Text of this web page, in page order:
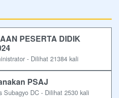
PESERTA DIDIK
- Dilihat 21384 kali
PSAJ
DC - Dilihat 2530 kali